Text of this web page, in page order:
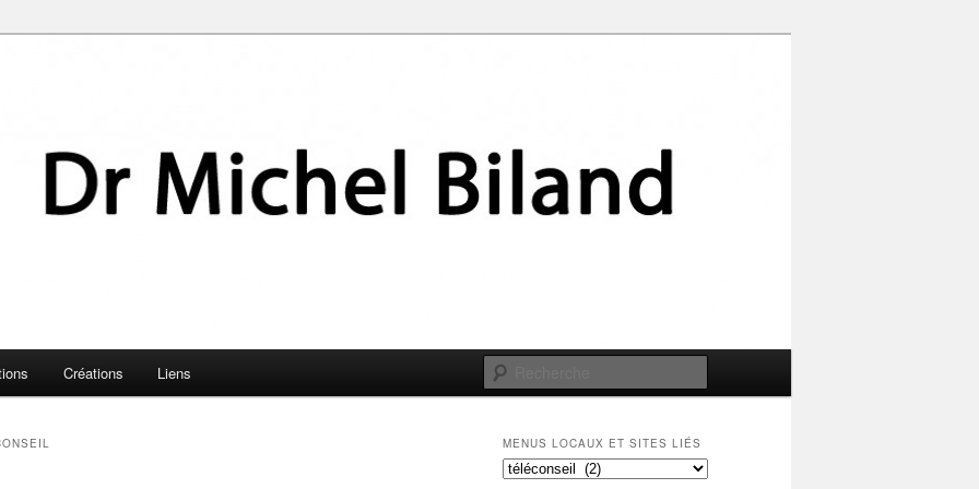
Créations Liens
MENUS LOCAUX ET SITES LIÉS
Menus